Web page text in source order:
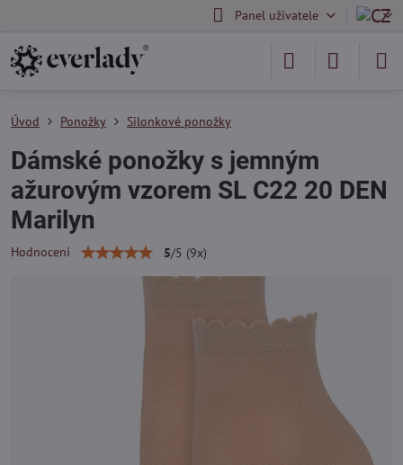
Panel uživatele
Úvod Ponožky Silonkové ponožky
Dámské ponožky s jemným
ažurovým vzorem SL C22 20 DEN
Marilyn
Hodnocení 5/5 (9x)